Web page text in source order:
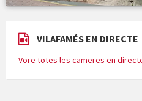
VILAFAMÉS EN DIRECTE
Vore totes les cameres en